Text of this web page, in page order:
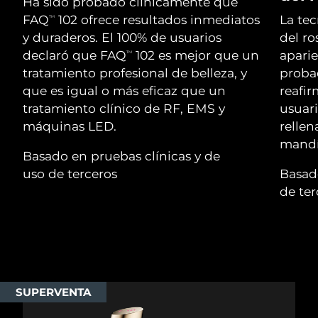
FAQTM
102 ofrece resultados inmediatos
y duraderos. El 100% de usuarios
declaró que FAQTM
102 es mejor que un
tratamiento profesional de belleza, y
que es igual o más eficaz que un
tratamiento clínico de RF, EMS y
máquinas LED.
Basado en pruebas clínicas y de
uso de terceros
La
del
de
SUPERVENTA
For healthy hair
18% PAP
Cosméticos Hombres
Comprar todo
FOREO APP
Israel Entrega prevista 8/13/26
Italia Entrega prevista 8/9/26
Entrega prevista 8/12/26
Jersey Entrega prevista
Kazajistán Entrega prevista 8/11/26
Lituania Entrega prevista8/9/26